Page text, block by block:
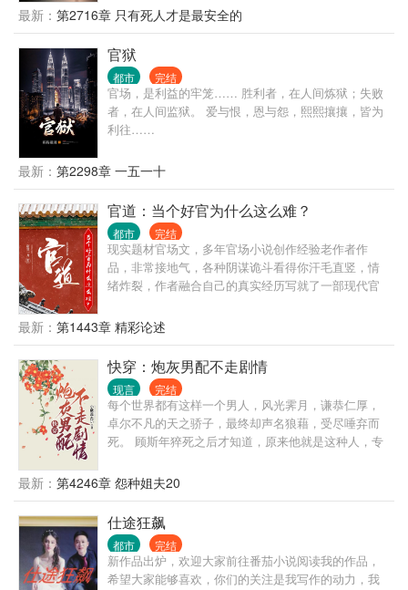
有官场博弈，有经济建设，有快意恩仇，自然也有个
人生活。 第四，不是和尚文，不是绿帽文，坚决不送
女。 第五，重生者最大的优势，就是能够预知未来，
每一次选择都是正确的。不但自己选择正确，还能帮
助领导选择正确。 一路正确，官无止境！
最新： 第2716章 只有死人才是最安全的
官狱
都市 完结
官场，是利益的牢笼…… 胜利者，在人间炼狱；失败
者，在人间监狱。 爱与恨，恩与怨，熙熙攘攘，皆为
利往……
最新： 第2298章 一五一十
官道：当个好官为什么这么难？
都市 完结
现实题材官场文，多年官场小说创作经验老作者作
品，非常接地气，各种阴谋诡斗看得你汗毛直竖，情
绪炸裂，作者融合自己的真实经历写就了一部现代官
灌顶的政治智慧，绝对值得一读。 人生就是一场修
行，你得找到自己的道，升迁有道，自能平步青云，
段一凡历经官场沉浮，终于找到自己的升迁之道，走
上人生巅峰。一刀出品，必属精品。
最新： 第1443章 精彩论述
快穿：炮灰男配不走剧情
现言 完结
每个世界都有这样一个男人，风光霁月，谦恭仁厚，
卓尔不凡的天之骄子，最终却声名狼藉，受尽唾弃而
死。 顾斯年猝死之后才知道，原来他就是这种人，专
的光鲜亮丽。 可是凭什么…… 于是顾斯年走上了反抗
之路，成为了男主的表哥，男主的师兄，男主的学
长… 炮灰走出剧本，活出自己的人生
最新： 第4246章 怨种姐夫20
仕途狂飙
都市 完结
新作品出炉，欢迎大家前往番茄小说阅读我的作品，
希望大家能够喜欢，你们的关注是我写作的动力，我